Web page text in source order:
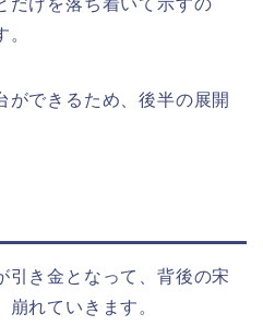
だけを落ち着いて示すの
ができるため、後半の展開
引き金となって、背後の宋
れていきます。